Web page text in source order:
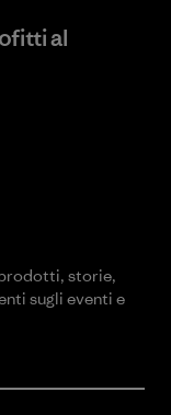
al
storie,
sugli eventi e